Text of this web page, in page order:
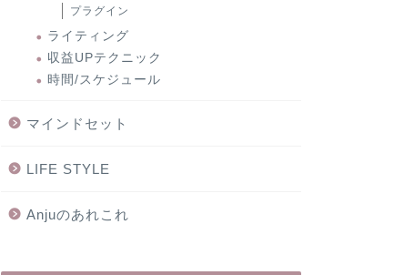
プラグイン
ライティング
収益UPテクニック
時間/スケジュール
マインドセット
LIFE STYLE
Anjuのあれこれ